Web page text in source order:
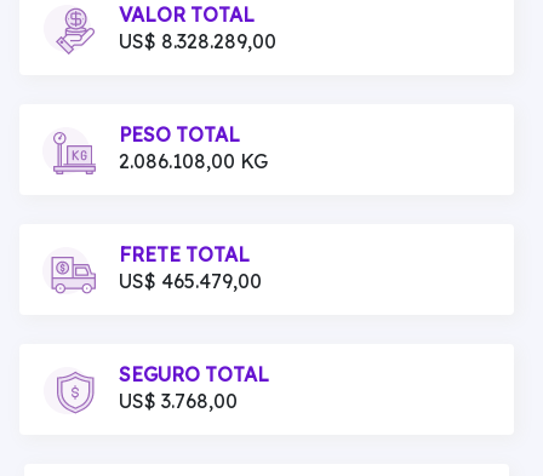
VALOR TOTAL
US$ 8.328.289,00
PESO TOTAL
2.086.108,00 KG
FRETE TOTAL
US$ 465.479,00
SEGURO TOTAL
US$ 3.768,00